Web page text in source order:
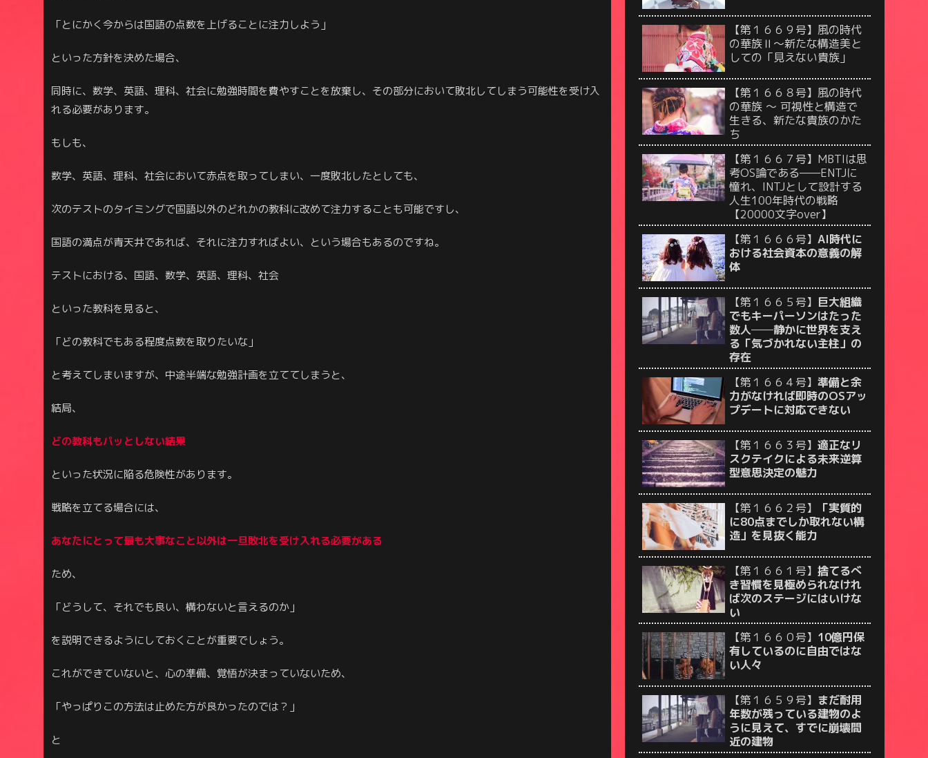
「とにかく今からは国語の点数を上げることに注力しよう」
といった方針を決めた場合、
同時に、数学、英語、理科、社会に勉強時間を費やすことを放棄し、その部分において敗北してしまう可能性を受け入
れる必要があります。
もしも、
数学、英語、理科、社会において赤点を取ってしまい、一度敗北したとしても、
次のテストのタイミングで国語以外のどれかの教科に改めて注力することも可能ですし、
国語の満点が青天井であれば、それに注力すればよい、という場合もあるのですね。
テストにおける、国語、数学、英語、理科、社会
といった教科を見ると、
「どの教科でもある程度点数を取りたいな」
と考えてしまいますが、中途半端な勉強計画を立ててしまうと、
結局、
どの教科もパッとしない結果
といった状況に陥る危険性があります。
戦略を立てる場合には、
あなたにとって最も大事なこと以外は一旦敗北を受け入れる必要がある
ため、
「どうして、それでも良い、構わないと言えるのか」
を説明できるようにしておくことが重要でしょう。
これができていないと、心の準備、覚悟が決まっていないため、
「やっぱりこの方法は止めた方が良かったのでは？」
と
【第１６６９号】風の時代
の華族Ⅱ〜新たな構造美と
しての「見えない貴族」
【第１６６８号】風の時代
の華族 〜 可視性と構造で
生きる、新たな貴族のかた
ち
【第１６６７号】MBTIは思
考OS論である——ENTJに
憧れ、INTJとして設計する
人生100年時代の戦略
【20000文字over】
【第１６６６号】 AI時代に
おける社会資本の意義の解
体
【第１６６５号】 巨大組織
でもキーパーソンはたった
数人──静かに世界を支え
る「気づかれない主柱」の
存在
【第１６６４号】 準備と余
力がなければ即時のOSアッ
プデートに対応できない
【第１６６３号】 適正なリ
スクテイクによる未来逆算
型意思決定の魅力
【第１６６２号】
「実質的
に80点までしか取れない構
造」を見抜く能力
【第１６６１号】 捨てるべ
き習慣を見極められなけれ
ば次のステージにはいけな
い
【第１６６０号】 10億円保
有しているのに自由ではな
い人々
【第１６５９号】 まだ耐用
年数が残っている建物のよ
うに見えて、すでに崩壊間
近の建物